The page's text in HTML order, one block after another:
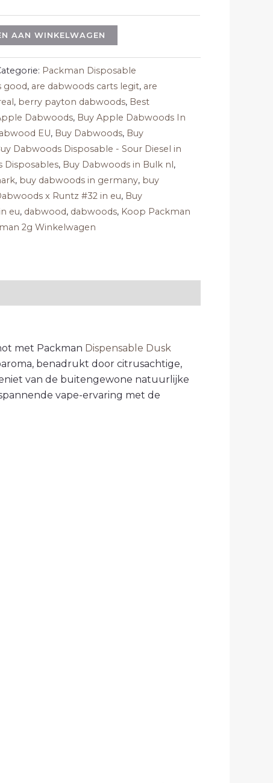
AAN WINKELWAGEN
Packman Disposable
good, are dabwoods carts legit, are
, berry payton dabwoods, Best
Dabwoods, Buy Apple Dabwoods In
EU, Buy Dabwoods, Buy
Dabwoods Disposable - Sour Diesel in
Disposables, Buy Dabwoods in Bulk nl,
, buy dabwoods in germany, buy
x Runtz #32 in eu, Buy
eu, dabwood, dabwoods, Koop Packman
2g Winkelwagen
met Packman Dispensable Dusk
benadrukt door citrusachtige,
van de buitengewone natuurlijke
vape-ervaring met de